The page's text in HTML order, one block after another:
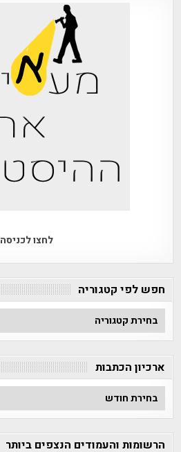
לחצו לכניסה
חפש לפי קטגוריה
חפש
לפי
ארכיון הכתבות
ארכיון
הכתבות
הרשומות והעמודים הנצפים ביותר